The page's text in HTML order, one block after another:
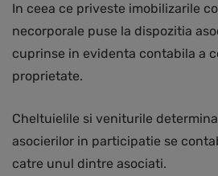
In ceea ce priveste imobilizarile
necorporale puse la dispozitia
cuprinse in evidenta contabila a
proprietate.
Cheltuielile si veniturile
asocierilor in participatie se
catre unul dintre asociati.